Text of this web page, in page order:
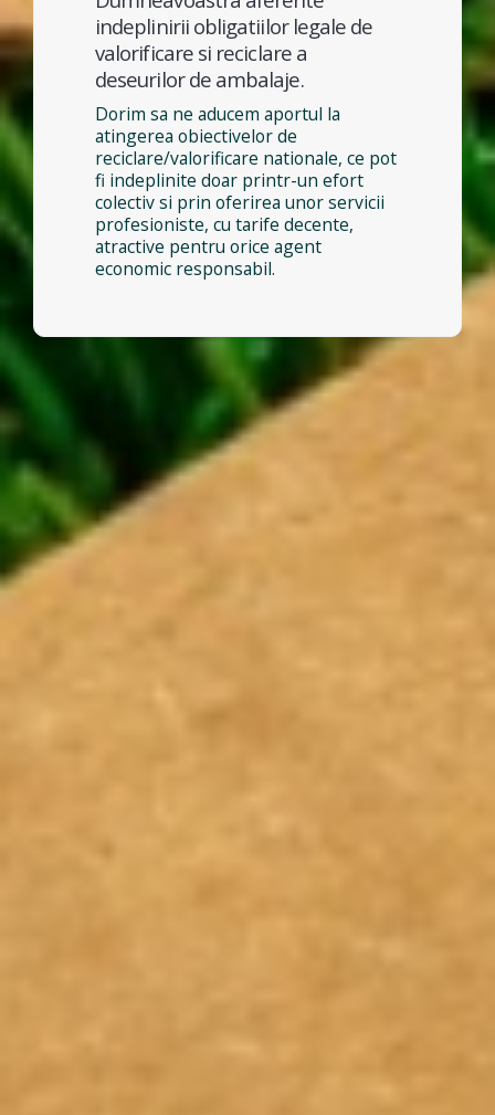
indeplinirii obligatiilor legale de
valorificare si reciclare a
deseurilor de ambalaje.
Dorim sa ne aducem aportul la
atingerea obiectivelor de
reciclare/valorificare nationale, ce pot
fi indeplinite doar printr-un efort
colectiv si prin oferirea unor servicii
profesioniste, cu tarife decente,
atractive pentru orice agent
economic responsabil.